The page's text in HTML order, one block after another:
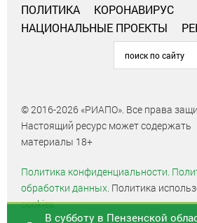
ПОЛИТИКА
КОРОНАВИРУС
НАЦИОНАЛЬНЫЕ ПРОЕКТЫ
© 2016-2026 «РИАПО». Все права
Настоящий ресурс может содержать
материалы 18+
Политика конфиденциальности.
обработки данных. Политика
cookies
В субботу в Пензенской